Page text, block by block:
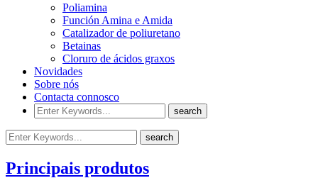
Poliamina
Función Amina e Amida
Catalizador de poliuretano
Betainas
Cloruro de ácidos graxos
Novidades
Sobre nós
Contacta connosco
Principais produtos